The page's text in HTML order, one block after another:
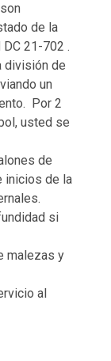
de la
21-702 .
división de
un
Por 2
usted se
de
inicios de la
si
malezas y
al